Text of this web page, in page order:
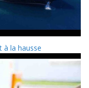
à la hausse